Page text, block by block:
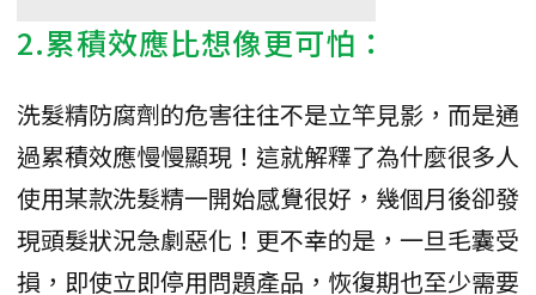
2.累積效應比想像更可怕：
洗髮精防腐劑的危害往往不是立竿見影，而是通
過累積效應慢慢顯現！這就解釋了為什麼很多人
使用某款洗髮精一開始感覺很好，幾個月後卻發
現頭髮狀況急劇惡化！更不幸的是，一旦毛囊受
損，即使立即停用問題產品，恢復期也至少需要